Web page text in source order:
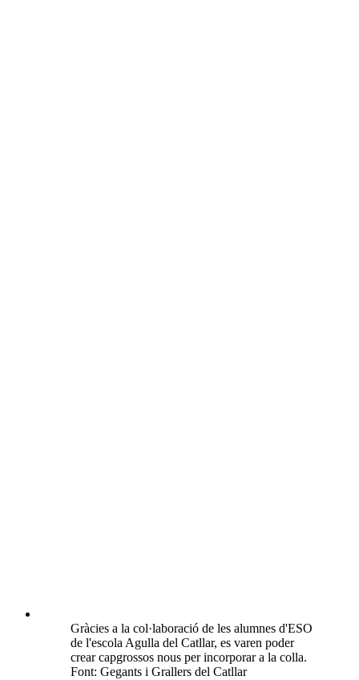
Gràcies a la col·laboració de les alumnes d'ESO
de l'escola Agulla del Catllar, es varen poder
crear capgrossos nous per incorporar a la colla.
Font: Gegants i Grallers del Catllar